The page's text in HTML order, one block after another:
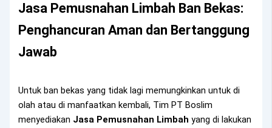
Jasa Pemusnahan Limbah Ban Bekas:
Penghancuran Aman dan Bertanggung
Jawab
Untuk ban bekas yang tidak lagi memungkinkan untuk di
olah atau di manfaatkan kembali, Tim PT Boslim
menyediakan Jasa Pemusnahan Limbah yang di lakukan